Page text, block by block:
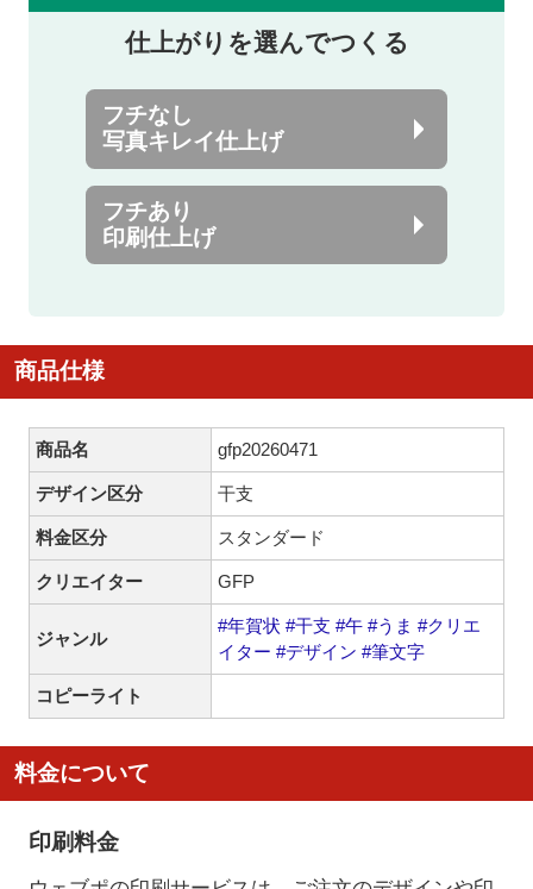
仕上がりを選んでつくる
フチなし
写真キレイ仕上げ
フチあり
印刷仕上げ
商品仕様
商品名 gfp20260471
デザイン区分 干支
料金区分 スタンダード
クリエイター GFP
ジャンル
#年賀状 #干支 #午 #うま #クリエ
イター #デザイン #筆文字
コピーライト
料金について
印刷料金